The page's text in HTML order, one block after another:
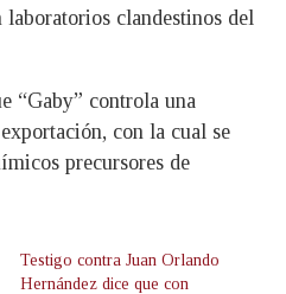
clandestinos del
“Gaby” controla una
con la cual se
precursores de
Testigo contra Juan Orlando
Hernández dice que con